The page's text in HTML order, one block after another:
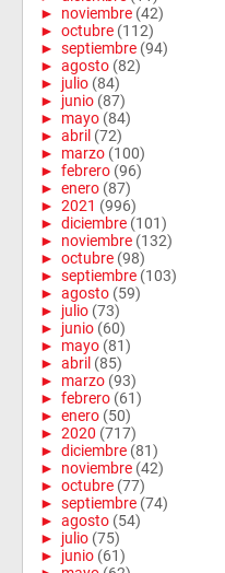
► noviembre (42)
► octubre (112)
► septiembre (94)
► agosto (82)
► julio (84)
► junio (87)
► mayo (84)
► abril (72)
► marzo (100)
► febrero (96)
► enero (87)
► 2021 (996)
► diciembre (101)
► noviembre (132)
► octubre (98)
► septiembre (103)
► agosto (59)
► julio (73)
► junio (60)
► mayo (81)
► abril (85)
► marzo (93)
► febrero (61)
► enero (50)
► 2020 (717)
► diciembre (81)
► noviembre (42)
► octubre (77)
► septiembre (74)
► agosto (54)
► julio (75)
► junio (61)